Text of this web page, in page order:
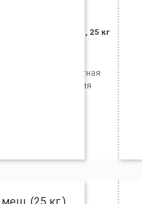
Лахта обмазочная, 25 кг
полимерцементная
гидроизоляция